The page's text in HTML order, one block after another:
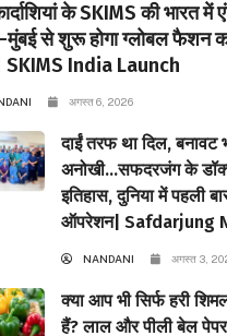
के SKIMS की भारत में
मुंबई से शुरू होगा ग्लोबल फैशन
SKIMS India Launch
अगस्त 6, 2026
दाईं तरफ था दिल, बनावट
अनोखी…सफदरजंग के
इतिहास, दुनिया में पहली
ऑपरेशन| Safdarjung
NANDANI अगस्त 3,
क्या आप भी सिर्फ हरी
हैं? लाल और पीली बेल